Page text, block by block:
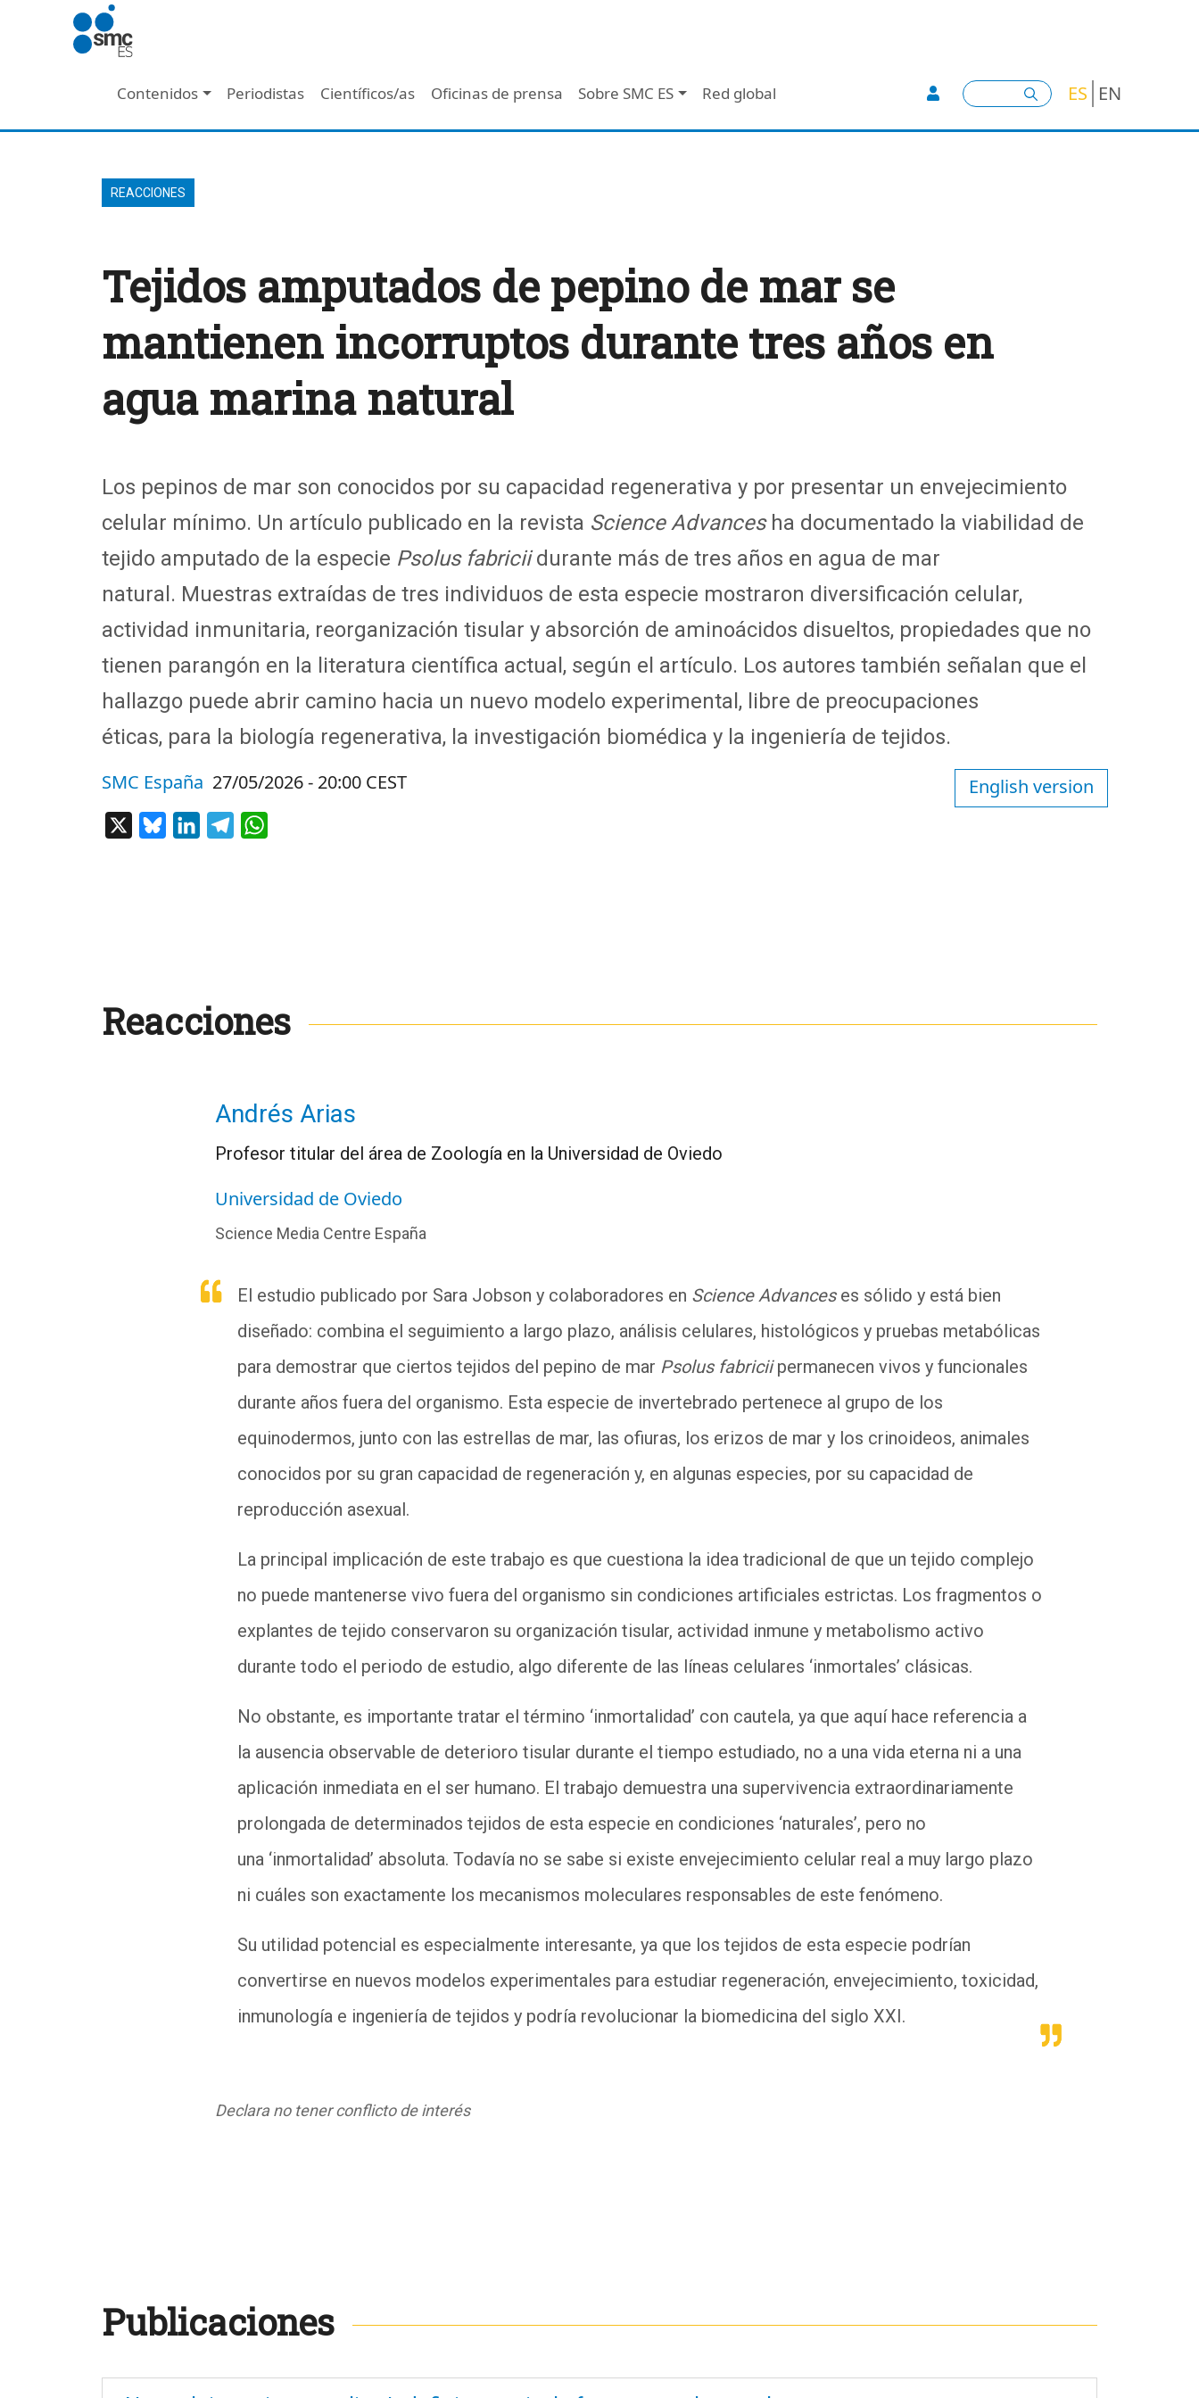
Pasar al contenido principal
Navegación principal - Header
Contenidos Periodistas Científicos/as Oficinas de prensa Sobre SMC ES Red global User account menu
Buscar ES EN
REACCIONES
Tejidos amputados de pepino de mar se
mantienen incorruptos durante tres años en
agua marina natural
Los pepinos de mar son conocidos por su capacidad regenerativa y por presentar un envejecimiento
celular mínimo. Un artículo publicado en la revista Science Advancesha documentado la viabilidad de
tejido amputado de la especie Psolus fabriciidurante más de tres años en agua de mar
natural. Muestras extraídas de tres individuos de esta especie mostraron diversificación celular,
actividad inmunitaria, reorganización tisular y absorción de aminoácidos disueltos, propiedades que no
tienen parangón en la literatura científica actual, según el artículo. Los autores también señalan que el
hallazgo puede abrir camino hacia un nuevo modelo experimental, libre de preocupaciones
éticas, para la biología regenerativa, la investigación biomédica y la ingeniería de tejidos.
SMC España 27/05/2026 - 20:00 CEST
BlueskyLinkedInTelegram
English version
Reacciones
Andrés Arias
Profesor titular del área de Zoología en la Universidad de Oviedo
Universidad de Oviedo
Science Media Centre España
El estudio publicado por Sara Jobson y colaboradores en Science Advanceses sólido y está bien
diseñado: combina el seguimiento a largo plazo, análisis celulares, histológicos y pruebas metabólicas
para demostrar que ciertos tejidos del pepino de mar Psolus fabriciipermanecen vivos y funcionales
durante años fuera del organismo. Esta especie de invertebrado pertenece al grupo de los
equinodermos, junto con las estrellas de mar, las ofiuras, los erizos de mar y los crinoideos, animales
conocidos por su gran capacidad de regeneración y, en algunas especies, por su capacidad de
reproducción asexual.
La principal implicación de este trabajo es que cuestiona la idea tradicional de que un tejido complejo
no puede mantenerse vivo fuera del organismo sin condiciones artificiales estrictas. Los fragmentos o
explantes de tejido conservaron su organización tisular, actividad inmune y metabolismo activo
durante todo el periodo de estudio, algo diferente de las líneas celulares ‘inmortales’ clásicas.
No obstante, es importante tratar el término ‘inmortalidad’ con cautela, ya que aquí hace referencia a
la ausencia observable de deterioro tisular durante el tiempo estudiado, no a una vida eterna ni a una
aplicación inmediata en el ser humano. El trabajo demuestra una supervivencia extraordinariamente
prolongada de determinados tejidos de esta especie en condiciones ‘naturales’, pero no
una ‘inmortalidad’ absoluta. Todavía no se sabe si existe envejecimiento celular real a muy largo plazo
ni cuáles son exactamente los mecanismos moleculares responsables de este fenómeno.
Su utilidad potencial es especialmente interesante, ya que los tejidos de esta especie podrían
convertirse en nuevos modelos experimentales para estudiar regeneración, envejecimiento, toxicidad,
inmunología e ingeniería de tejidos y podría revolucionar la biomedicina del siglo XXI.
Declara no tener conflicto de interés
Publicaciones